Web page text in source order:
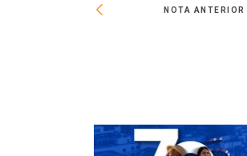
NOTA ANTERIOR